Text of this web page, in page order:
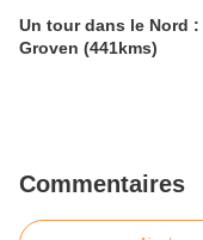
Un tour dans le Nord :
Groven (441kms)
Commentaires